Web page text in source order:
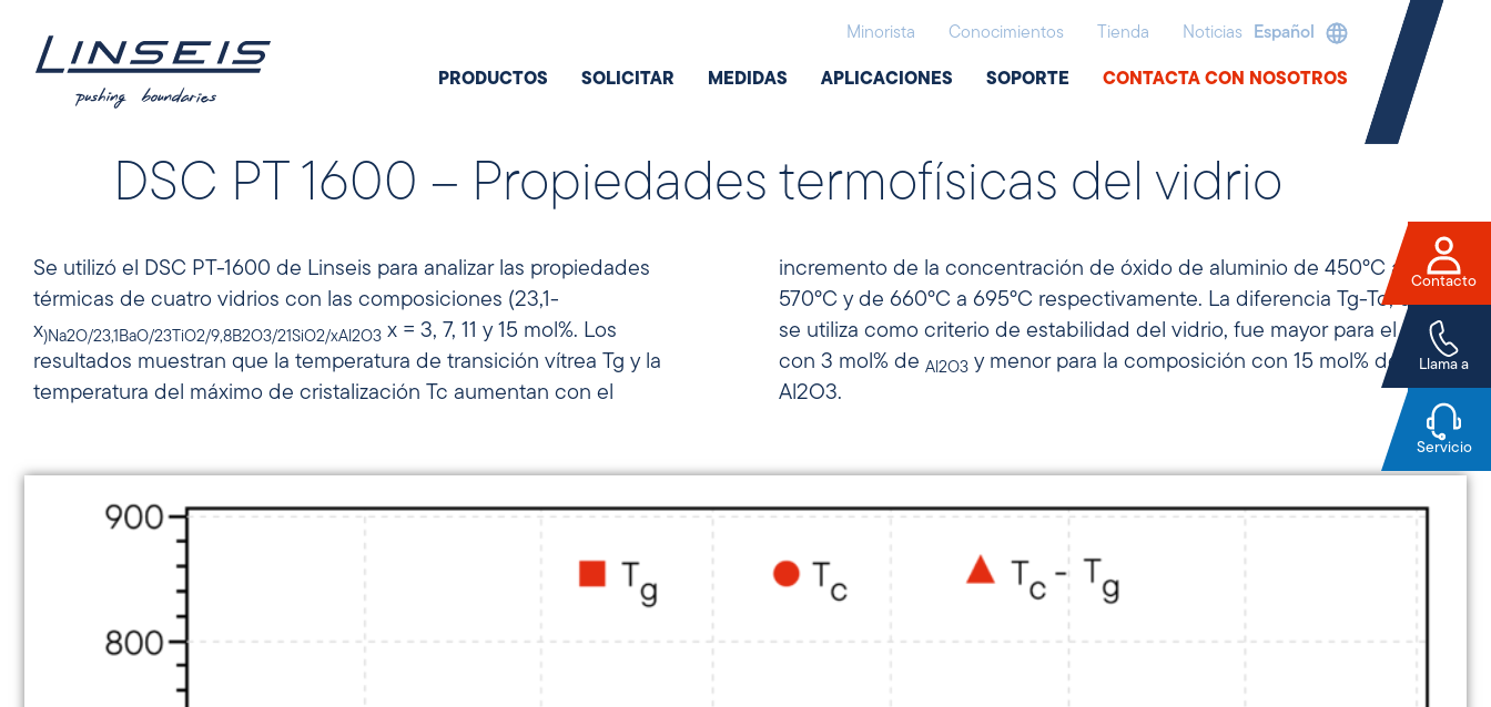
Minorista Conocimientos Tienda Noticias Español
PRODUCTOS SOLICITAR MEDIDAS APLICACIONES SOPORTE CONTACTA CON NOSOTROS
DSC PT 1600 – Propiedades termofísicas del vidrio
Se utilizó el DSC PT-1600 de Linseis para analizar las propiedades
térmicas de cuatro vidrios con las composiciones (23,1-
x)Na2O/23,1BaO/23TiO2/9,8B2O3/21SiO2/xAl2O3 x = 3, 7, 11 y 15 mol%. Los
resultados muestran que la temperatura de transición vítrea Tg y la
temperatura del máximo de cristalización Tc aumentan con el
incremento de la concentración de óxido de aluminio de 450°C a
570°C y de 660°C a 695°C respectivamente. La diferencia Tg-Tc, que
se utiliza como criterio de estabilidad del vidrio, fue mayor para el vidrio
con 3 mol% de Al2O3 y menor para la composición con 15 mol% de
Al2O3.
Contacto
Llama a
Servicio